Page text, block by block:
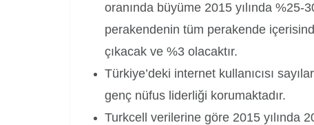
oranında büyüme 2015 yılında %25-
perakendenin tüm perakende
çıkacak ve %3 olacaktır.
Türkiye’deki internet kullanıcısı
genç nüfus liderliği korumaktadır.
Turkcell verilerine göre 2015 yılında